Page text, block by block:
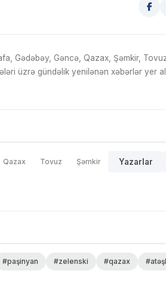
Gədəbəy, Gəncə, Qazax, Şəmkir,
üzrə gündəlik yenilənən xəbərlər yer
Qazax Tovuz Şəmkir Yazarlar
#paşinyan #zelenski #qazax